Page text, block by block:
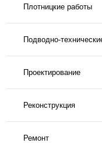
Плотницкие работы
Подводно-
Проектирование
Реконструкция
Ремонт